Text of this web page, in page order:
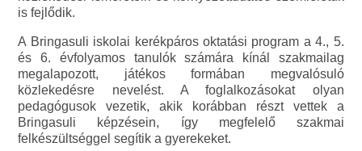
is fejlődik.
A Bringasuli iskolai kerékpáros oktatási program a 4., 5.
és 6. évfolyamos tanulók számára kínál szakmailag
megalapozott, játékos formában megvalósuló
közlekedésre nevelést. A foglalkozásokat olyan
pedagógusok vezetik, akik korábban részt vettek a
Bringasuli képzésein, így megfelelő szakmai
felkészültséggel segítik a gyerekeket.